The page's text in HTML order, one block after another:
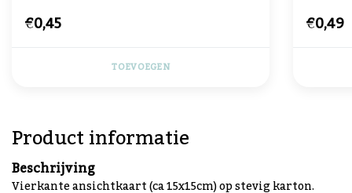
€0,45
TOEVOEGEN
€0,49
Product informatie
Beschrijving
Vierkante ansichtkaart (ca 15x15cm) op stevig karton.